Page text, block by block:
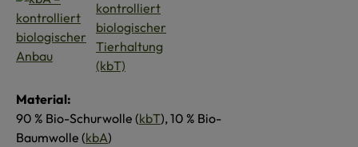
Material:
90 % Bio-Schurwolle (kbT), 10 % Bio-
Baumwolle (kbA)